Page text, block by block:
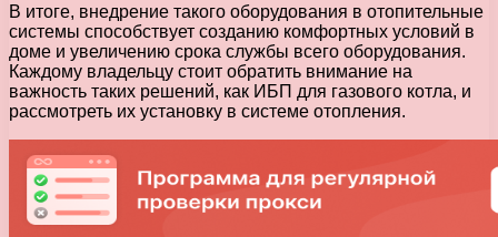
В итоге, внедрение такого оборудования в отопительные
системы способствует созданию комфортных условий в
доме и увеличению срока службы всего оборудования.
Каждому владельцу стоит обратить внимание на
важность таких решений, как ИБП для газового котла, и
рассмотреть их установку в системе отопления.